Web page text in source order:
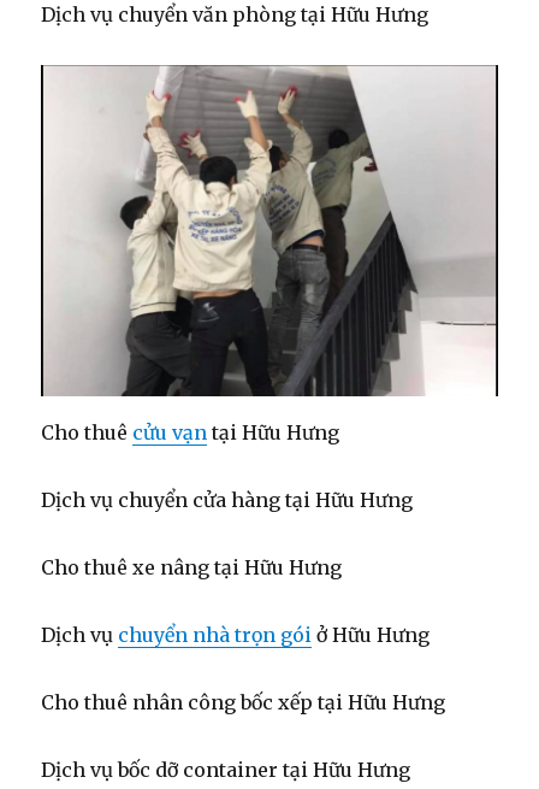
Dịch vụ chuyển văn phòng tại Hữu Hưng
Cho thuê cửu vạn tại Hữu Hưng
Dịch vụ chuyển cửa hàng tại Hữu Hưng
Cho thuê xe nâng tại Hữu Hưng
Dịch vụ chuyển nhà trọn gói ở Hữu Hưng
Cho thuê nhân công bốc xếp tại Hữu Hưng
Dịch vụ bốc dỡ container tại Hữu Hưng